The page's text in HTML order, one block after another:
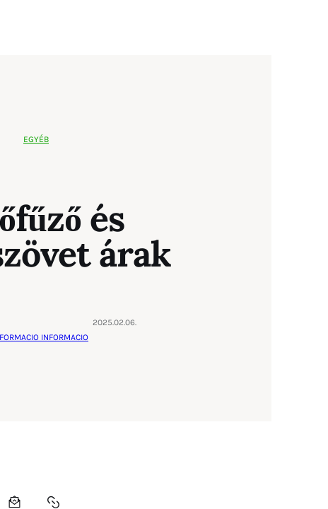
EGYÉB
és
árak
INFORMACIO
2025.02.06.